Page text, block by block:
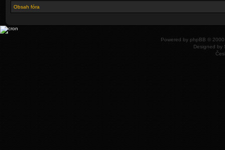
Obsah fóra
Powered by phpBB ©
Designed by